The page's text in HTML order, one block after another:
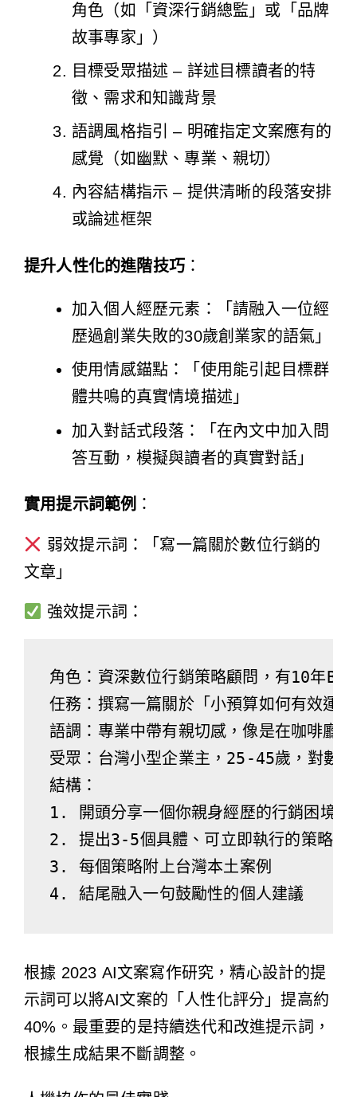
角色（如「資深行銷總監」或「品牌
故事專家」）
目標受眾描述 – 詳述目標讀者的特
徵、需求和知識背景
語調風格指引 – 明確指定文案應有的
感覺（如幽默、專業、親切）
內容結構指示 – 提供清晰的段落安排
或論述框架
提升人性化的進階技巧 ：
加入個人經歷元素：「請融入一位經
歷過創業失敗的30歲創業家的語氣」
使用情感錨點：「使用能引起目標群
體共鳴的真實情境描述」
加入對話式段落：「在內文中加入問
答互動，模擬與讀者的真實對話」
實用提示詞範例 ：
弱效提示詞：「寫一篇關於數位行銷的
文章」
強效提示詞：
角色：資深數位行銷策略顧問，有10年
任務：撰寫一篇關於「小預算如何有效運
語調：專業中帶有親切感，像是在咖啡廳
受眾：台灣小型企業主，25-45歲，對數
結構：
1. 開頭分享一個你親身經歷的行銷困境
2. 提出3-5個具體、可立即執行的策略
3. 每個策略附上台灣本土案例
根據 2023 AI文案寫作研究 ，精心設計的提
示詞可以將AI文案的「人性化評分」提高約
40%。最重要的是持續迭代和改進提示詞，
根據生成結果不斷調整。